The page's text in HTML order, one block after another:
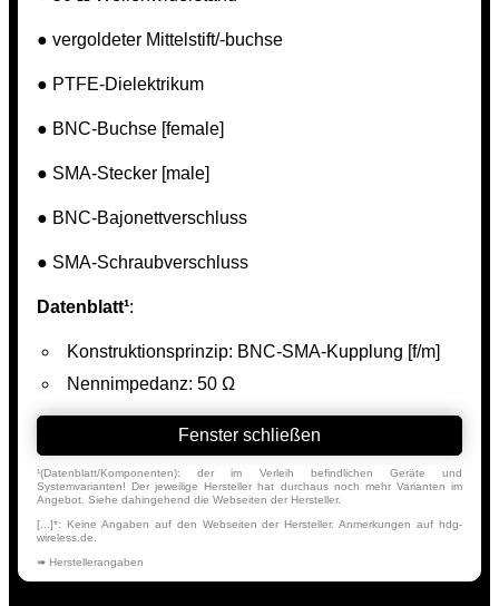
● vergoldeter Mittelstift/-buchse
● PTFE-Dielektrikum
● BNC-Buchse [female]
● SMA-Stecker [male]
● BNC-Bajonettverschluss
● SMA-Schraubverschluss
Datenblatt¹:
Konstruktionsprinzip: BNC-SMA-Kupplung [f/m]
Nennimpedanz: 50 Ω
Fenster schließen
¹(Datenblatt/Komponenten): der im Verleih befindlichen Geräte und
Systemvarianten! Der jeweilige Hersteller hat durchaus noch mehr Varianten im
Angebot. Siehe dahingehend die Webseiten der Hersteller.
[...]*: Keine Angaben auf den Webseiten der Hersteller. Anmerkungen auf hdg-
wireless.de.
➠ Herstellerangaben